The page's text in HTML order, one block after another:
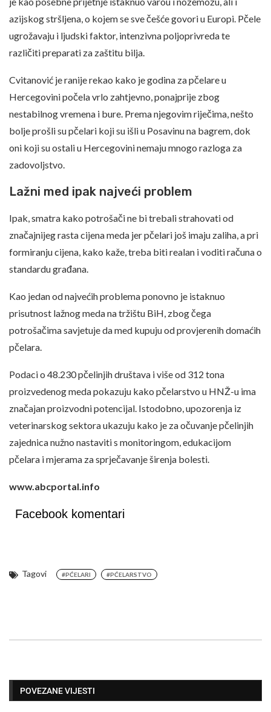
azijskog stršljena, o kojem se sve češće govori u Europi. Pčele
ugrožavaju i ljudski faktor, intenzivna poljoprivreda te
različiti preparati za zaštitu bilja.
Cvitanović je ranije rekao kako je godina za pčelare u
Hercegovini počela vrlo zahtjevno, ponajprije zbog
nestabilnog vremena i bure. Prema njegovim riječima, nešto
bolje prošli su pčelari koji su išli u Posavinu na bagrem, dok
oni koji su ostali u Hercegovini nemaju mnogo razloga za
zadovoljstvo.
Lažni med ipak najveći problem
Ipak, smatra kako potrošači ne bi trebali strahovati od
značajnijeg rasta cijena meda jer pčelari još imaju zaliha, a pri
formiranju cijena, kako kaže, treba biti realan i voditi računa o
standardu građana.
Kao jedan od najvećih problema ponovno je istaknuo
prisutnost lažnog meda na tržištu BiH, zbog čega
potrošačima savjetuje da med kupuju od provjerenih domaćih
pčelara.
Podaci o 48.230 pčelinjih društava i više od 312 tona
proizvedenog meda pokazuju kako pčelarstvo u HNŽ-u ima
značajan proizvodni potencijal. Istodobno, upozorenja iz
veterinarskog sektora ukazuju kako je za očuvanje pčelinjih
zajednica nužno nastaviti s monitoringom, edukacijom
pčelara i mjerama za sprječavanje širenja bolesti.
www.abcportal.info
Facebook komentari
Tagovi #PĆELARI #PĆELARSTVO
POVEZANE VIJESTI